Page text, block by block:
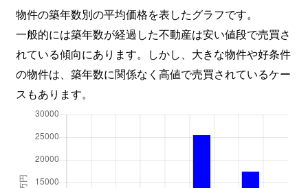
物件の築年数別の平均価格を表したグラフです。
一般的には築年数が経過した不動産は安い値段で売買さ
れている傾向にあります。しかし、大きな物件や好条件
の物件は、築年数に関係なく高値で売買されているケー
スもあります。